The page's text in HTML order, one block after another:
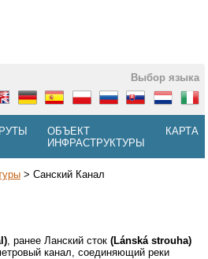
Выбор языка
ОБЪЕКТ
ИНФРАСТРУКТУРЫ
КАРТА
> Санский Канал
, ранее Ланский сток(Lánská strouha)
канал, соединяющий реки